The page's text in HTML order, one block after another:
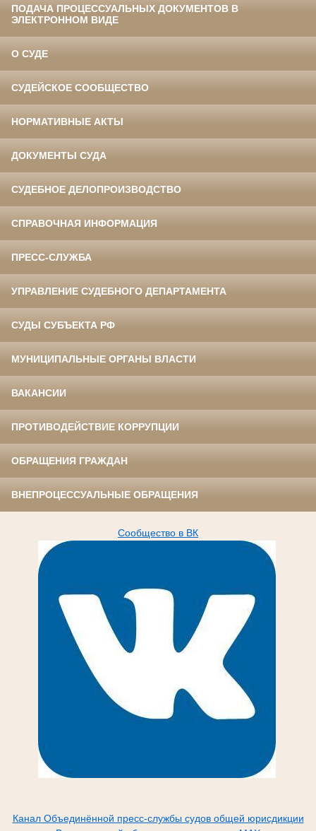
ПОДАЧА ПРОЦЕССУАЛЬНЫХ ДОКУМЕНТОВ В
ЭЛЕКТРОННОМ ВИДЕ
О СУДЕ
СУДЕЙСКОЕ СООБЩЕСТВО
НОРМАТИВНЫЕ АКТЫ
ДОКУМЕНТЫ СУДА
СУДЕБНОЕ ДЕЛОПРОИЗВОДСТВО
СПРАВОЧНАЯ ИНФОРМАЦИЯ
ПРЕСС-СЛУЖБА
УПРАВЛЕНИЕ СУДЕБНОГО ДЕПАРТАМЕНТА
СУДЫ СУБЪЕКТА РФ
МУНИЦИПАЛЬНЫЕ ОРГАНЫ ВЛАСТИ
ВАКАНСИИ
ПРОТИВОДЕЙСТВИЕ КОРРУПЦИИ
ОБРАЩЕНИЯ ГРАЖДАН
ВНЕПРОЦЕССУАЛЬНЫЕ ОБРАЩЕНИЯ
Сообщество в ВК
Канал Объединённой пресс-службы судов общей юрисдикции